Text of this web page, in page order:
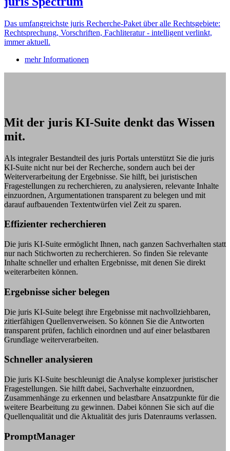
Das umfangreichste juris Recherche-Paket über alle Rechtsgebiete:
Rechtsprechung, Vorschriften, Fachliteratur - intelligent verlinkt,
immer aktuell.
mehr Informationen
Mit der juris KI-Suite denkt das Wissen
mit.
Als integraler Bestandteil des juris Portals unterstützt Sie die juris
KI-Suite nicht nur bei der Recherche, sondern auch bei der
Weiterverarbeitung der Ergebnisse. Sie hilft, bei juristischen
Fragestellungen zu recherchieren, zu analysieren, relevante Inhalte
einzuordnen, Argumentationen transparent zu belegen und mit
darauf aufbauenden Textentwürfen viel Zeit zu sparen.
Effizienter recherchieren
Die juris KI-Suite ermöglicht Ihnen, nach ganzen Sachverhalten statt
nur nach Stichworten zu recherchieren. So finden Sie relevante
Inhalte schneller und erhalten Ergebnisse, mit denen Sie direkt
weiterarbeiten können.
Ergebnisse sicher belegen
Die juris KI-Suite belegt ihre Ergebnisse mit nachvollziehbaren,
zitierfähigen Quellenverweisen. So können Sie die Antworten
transparent prüfen, fachlich einordnen und auf einer belastbaren
Grundlage weiterverarbeiten.
Schneller analysieren
Die juris KI-Suite beschleunigt die Analyse komplexer juristischer
Fragestellungen. Sie hilft dabei, Sachverhalte einzuordnen,
Zusammenhänge zu erkennen und belastbare Ansatzpunkte für die
weitere Bearbeitung zu gewinnen. Dabei können Sie sich auf die
Quellenqualität und die Aktualität des juris Datenraums verlassen.
PromptManager